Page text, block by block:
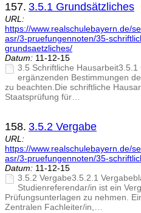
157. 3.5.1 Grundsätzliches
URL:
https://www.realschulebayern.de/
asr/3-pruefungennoten/35-
grundsaetzliches/
Datum: 11-12-15
3.5 Schriftliche Hausarbeit3.5.1
ergänzenden Bestimmungen
zu beachten.Die schriftliche
Staatsprüfung für…
158. 3.5.2 Vergabe
URL:
https://www.realschulebayern.de/
asr/3-pruefungennoten/35-
Datum: 11-12-15
3.5.2 Vergabe3.5.2.1
Studienreferendar/in ist ein
Prüfungsunterlagen zu nehmen.
Zentralen Fachleiter/in,…